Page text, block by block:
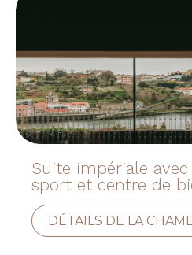
Suite impériale
sport et centre de
DÉTAILS DE LA